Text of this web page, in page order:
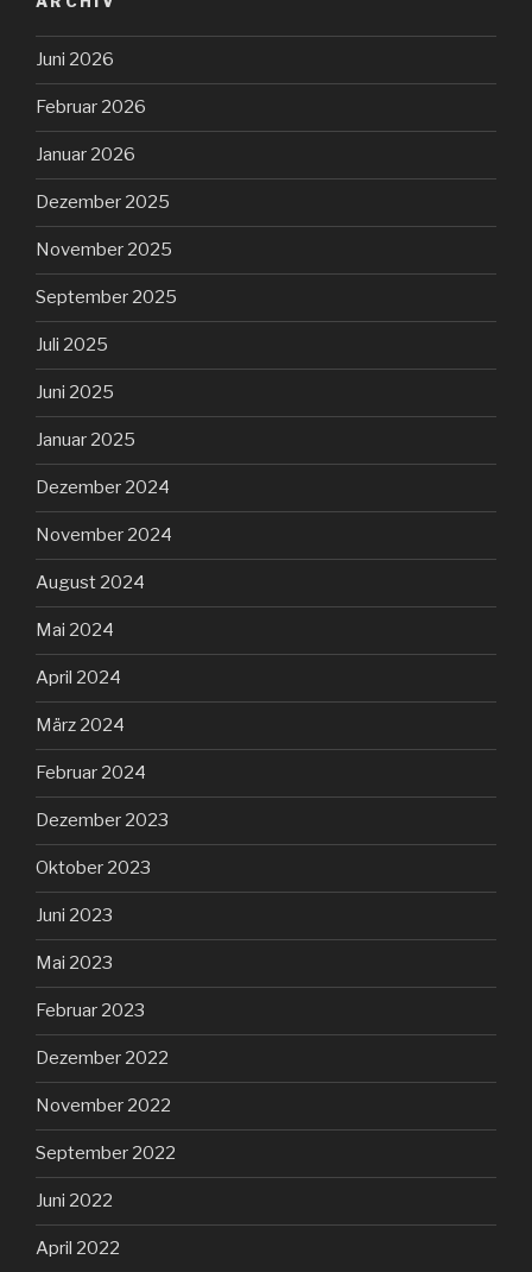
Juni 2026
Februar 2026
Januar 2026
Dezember 2025
November 2025
September 2025
Juli 2025
Juni 2025
Januar 2025
Dezember 2024
November 2024
August 2024
Mai 2024
April 2024
März 2024
Februar 2024
Dezember 2023
Oktober 2023
Juni 2023
Mai 2023
Februar 2023
Dezember 2022
November 2022
September 2022
Juni 2022
April 2022